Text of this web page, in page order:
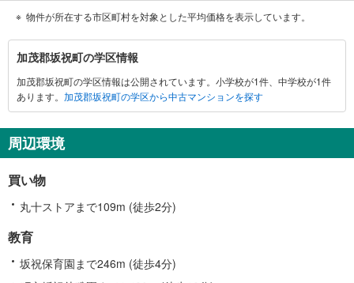
物件が所在する市区町村を対象とした平均価格を表示しています。
加
茂
郡
坂
町
に
す
る
報
加茂郡坂祝町の学区情報
加茂郡坂祝町の学区情報は公開されています。小学校が1件、中学校が1件
あります。 加茂郡坂祝町の学区から中古マンションを探す
周辺環境
買い物
丸十ストアまで109m (徒歩2分)
教育
坂祝保育園まで246m (徒歩4分)